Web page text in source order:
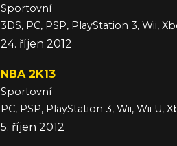
Sportovní
3DS, PC, PSP, PlayStation 3, Wii,
24. říjen 2012
NBA 2K13
Sportovní
PC, PSP, PlayStation 3, Wii, Wii U,
5. říjen 2012